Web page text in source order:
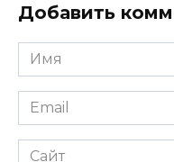
Добавить
Имя
Email
Сайт